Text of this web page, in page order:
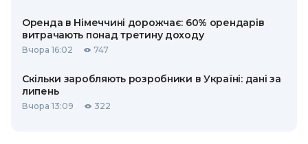
Оренда в Німеччині дорожчає: 60% орендарів
витрачають понад третину доходу
Вчора 16:02 747
Скільки заробляють розробники в Україні: дані за
липень
Вчора 13:09 322